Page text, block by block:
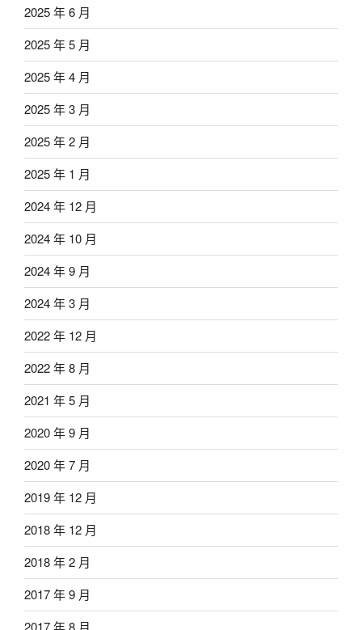
2025 年 6 月
2025 年 5 月
2025 年 4 月
2025 年 3 月
2025 年 2 月
2025 年 1 月
2024 年 12 月
2024 年 10 月
2024 年 9 月
2024 年 3 月
2022 年 12 月
2022 年 8 月
2021 年 5 月
2020 年 9 月
2020 年 7 月
2019 年 12 月
2018 年 12 月
2018 年 2 月
2017 年 9 月
2017 年 8 月